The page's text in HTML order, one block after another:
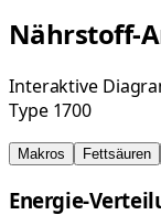
Nährstoff-
Interaktive
Type 1700
Makros Fettsäuren
Energie-